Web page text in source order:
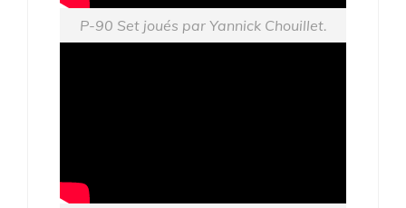
P-90 Set joués par Yannick Chouillet.